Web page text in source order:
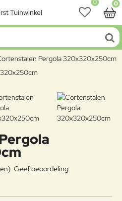
0 0
Pergola 320x320x250cm
Geef beoordeling